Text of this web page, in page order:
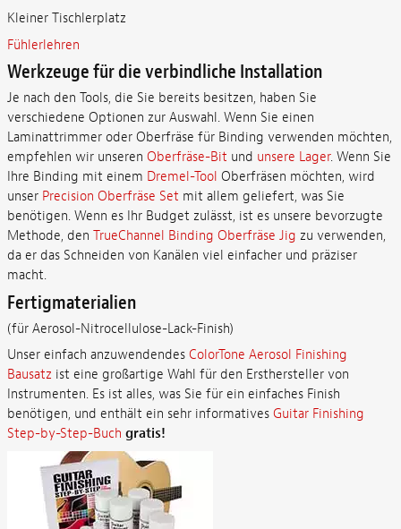
Kleiner Tischlerplatz
Fühlerlehren
Werkzeuge für die verbindliche Installation
Je nach den Tools, die Sie bereits besitzen, haben Sie
verschiedene Optionen zur Auswahl. Wenn Sie einen
Laminattrimmer oder Oberfräse für Binding verwenden möchten,
empfehlen wir unseren Oberfräse-Bit und unsere Lager. Wenn Sie
Ihre Binding mit einem Dremel-Tool Oberfräsen möchten, wird
unser Precision Oberfräse Set mit allem geliefert, was Sie
benötigen. Wenn es Ihr Budget zulässt, ist es unsere bevorzugte
Methode, den TrueChannel Binding Oberfräse Jig zu verwenden,
da er das Schneiden von Kanälen viel einfacher und präziser
macht.
Fertigmaterialien
(für Aerosol-Nitrocellulose-Lack-Finish)
Unser einfach anzuwendendes ColorTone Aerosol Finishing
Bausatz ist eine großartige Wahl für den Ersthersteller von
Instrumenten. Es ist alles, was Sie für ein einfaches Finish
benötigen, und enthält ein sehr informatives Guitar Finishing
Step-by-Step-Buch gratis!